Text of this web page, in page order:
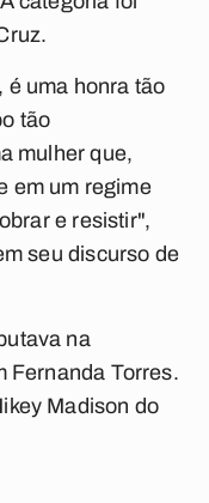
é uma honra tão
tão
mulher que,
em um regime
e resistir",
seu discurso de
na
Fernanda Torres.
Madison do